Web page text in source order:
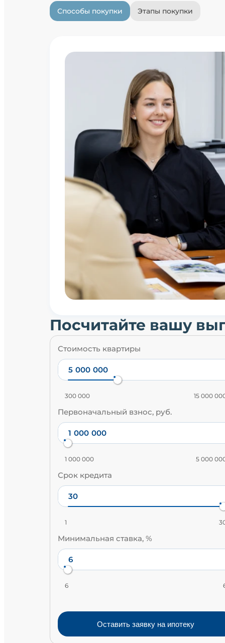
Способы покупки Этапы покупки
Посчитайте вашу
Стоимость квартиры
300 000 15 000
Первоначальный взнос, руб.
1 000 000 5 000
Срок кредита
1
Минимальная ставка, %
6
Оставить заявку на ипотеку